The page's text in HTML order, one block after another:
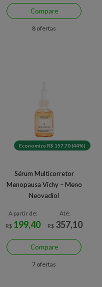
Compare
8 ofertas
Economize R$ 157,70 (44%)
Sérum Multicorretor
Menopausa Vichy – Meno
Neovadiol
A partir de:
R$ 199,40
Até:
R$ 357,10
Compare
7 ofertas